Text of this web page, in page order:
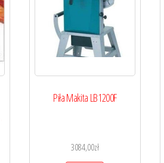
Piła Makita LB1200F
3084,00zł